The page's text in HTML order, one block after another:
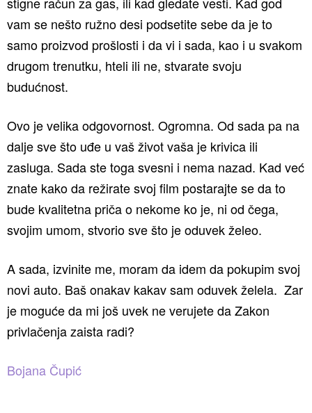
vam se nešto ružno desi podsetite sebe da je to
samo proizvod prošlosti i da vi i sada, kao i u svakom
drugom trenutku, hteli ili ne, stvarate svoju
budućnost.
Ovo je velika odgovornost. Ogromna. Od sada pa na
dalje sve što uđe u vaš život vaša je krivica ili
zasluga. Sada ste toga svesni i nema nazad. Kad već
znate kako da režirate svoj film postarajte se da to
bude kvalitetna priča o nekome ko je, ni od čega,
svojim umom, stvorio sve što je oduvek želeo.
A sada, izvinite me, moram da idem da pokupim svoj
novi auto. Baš onakav kakav sam oduvek želela. Zar
je moguće da mi još uvek ne verujete da Zakon
privlačenja zaista radi?
Bojana Čupić